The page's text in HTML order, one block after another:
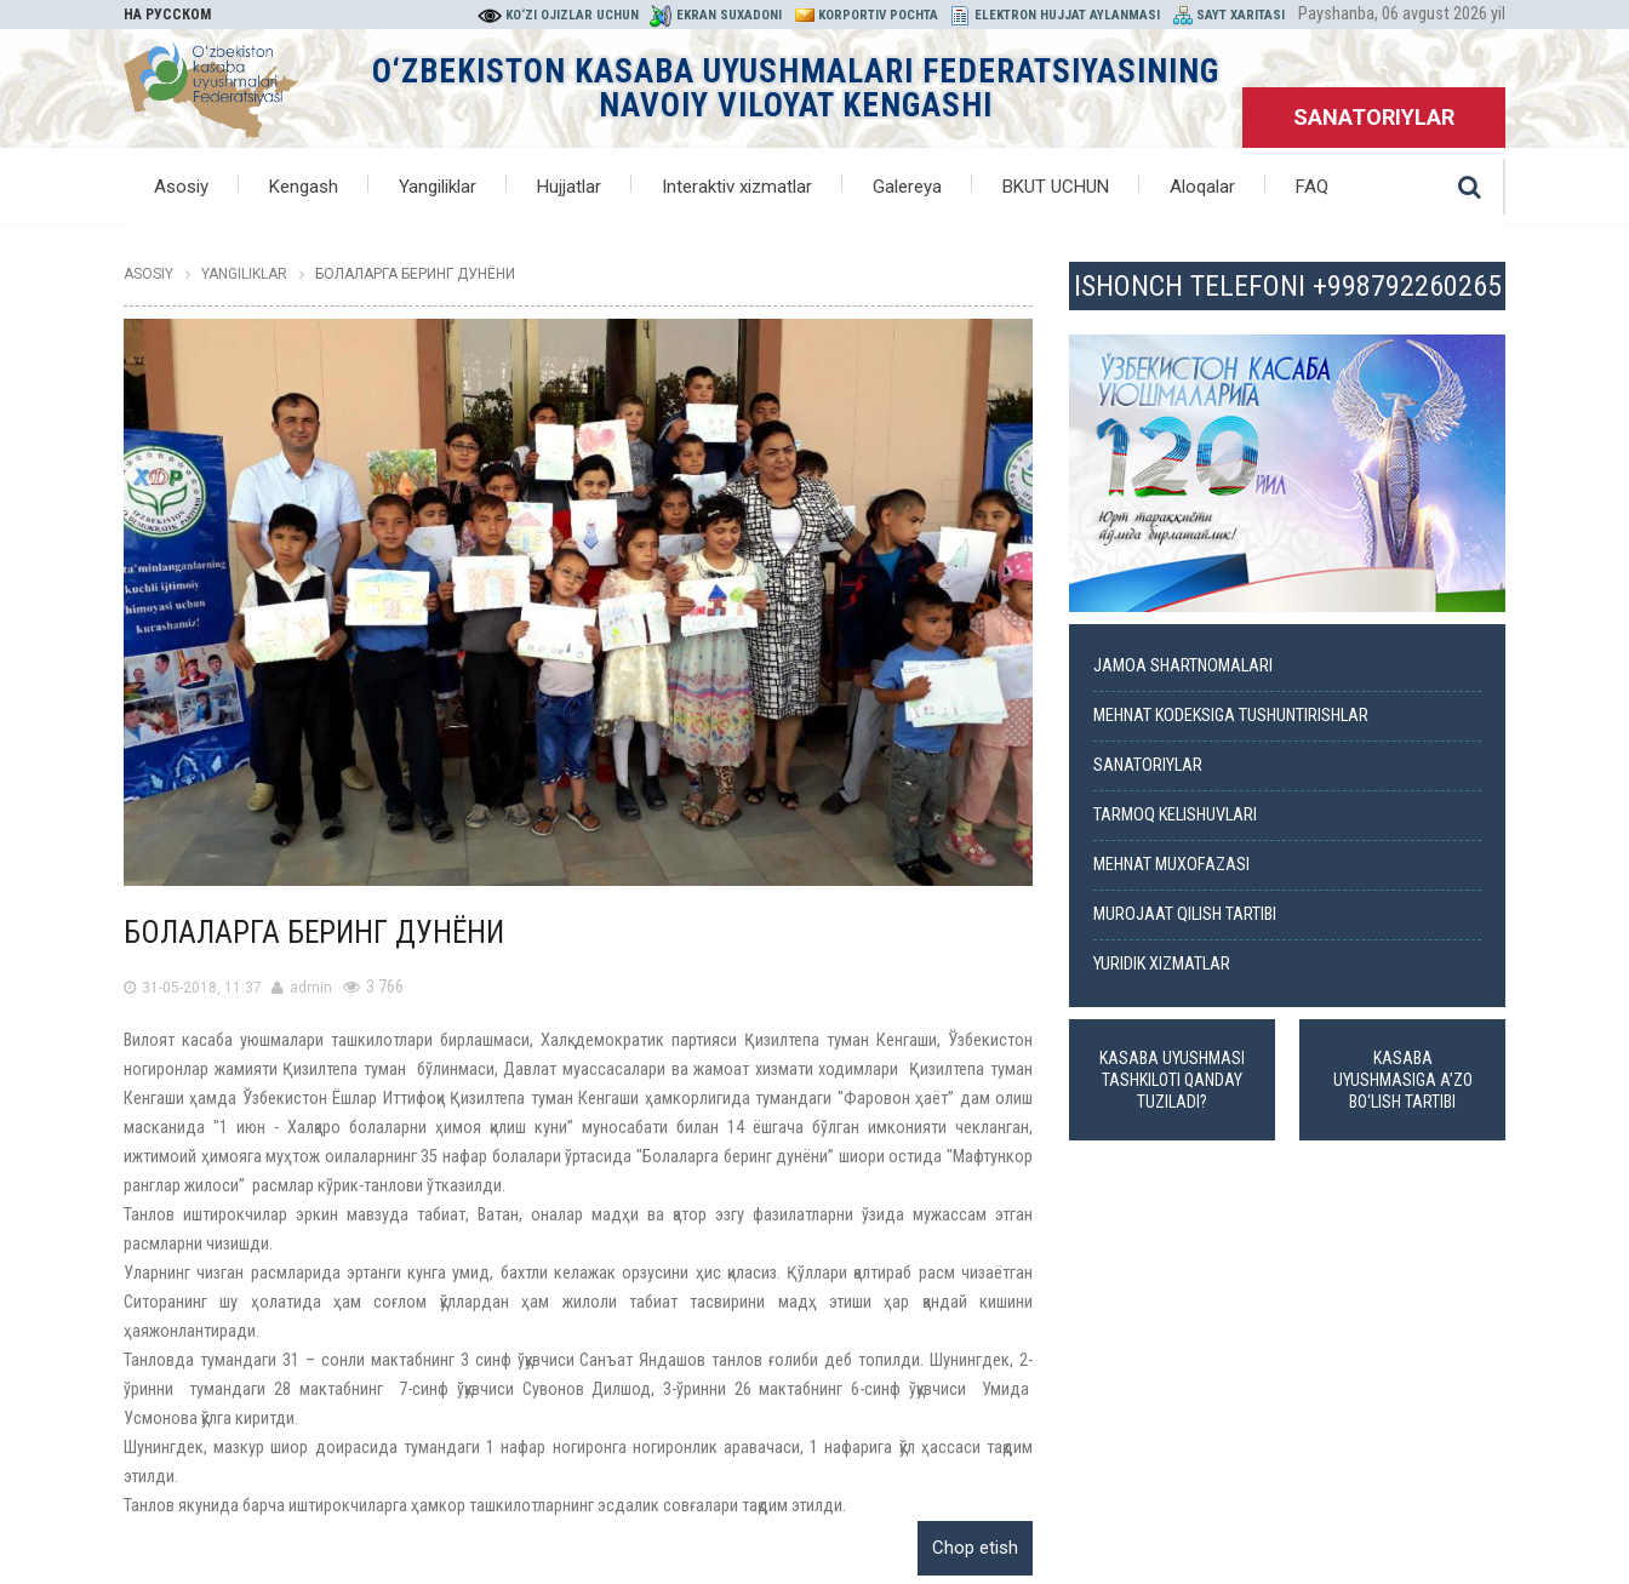
НА РУССКОМ KO‘ZI OJIZLAR UCHUN EKRAN SUXADONI KORPORTIV POCHTA ELEKTRON HUJJAT AYLANMASI SAYT XARITASI Payshanba, 06 avgust 2026 yil
O‘ZBEKISTON KASABA UYUSHMALARI FEDERATSIYASINING
NAVOIY VILOYAT KENGASHI
SANATORIYLAR
Asosiy Kengash Yangiliklar Hujjatlar Interaktiv xizmatlar Galereya BKUT UCHUN Aloqalar FAQ
ASOSIY YANGILIKLAR БОЛАЛАРГА БЕРИНГ ДУНЁНИ
БОЛАЛАРГА БЕРИНГ ДУНЁНИ
31-05-2018, 11:37 admin 3 766
Вилоят касаба уюшмалари ташкилотлари бирлашмаси, Халқ демократик партияси Қизилтепа туман Кенгаши, Ўзбекистон
ногиронлар жамияти Қизилтепа туман бўлинмаси, Давлат муассасалари ва жамоат хизмати ходимлари Қизилтепа туман
Кенгаши ҳамда Ўзбекистон Ёшлар Иттифоқи Қизилтепа туман Кенгаши ҳамкорлигида тумандаги "Фаровон ҳаёт” дам олиш
масканида "1 июн - Халқаро болаларни ҳимоя қилиш куни” муносабати билан 14 ёшгача бўлган имконияти чекланган,
ижтимоий ҳимояга муҳтож оилаларнинг 35 нафар болалари ўртасида "Болаларга беринг дунёни” шиори остида "Мафтункор
ранглар жилоси” расмлар кўрик-танлови ўтказилди.
Танлов иштирокчилар эркин мавзуда табиат, Ватан, оналар мадҳи ва қатор эзгу фазилатларни ўзида мужассам этган
расмларни чизишди.
Уларнинг чизган расмларида эртанги кунга умид, бахтли келажак орзусини ҳис қиласиз. Қўллари қалтираб расм чизаётган
Ситоранинг шу ҳолатида ҳам соғлом қўллардан ҳам жилоли табиат тасвирини мадҳ этиши ҳар қандай кишини
ҳаяжонлантиради.
Танловда тумандаги 31 – сонли мактабнинг 3 синф ўқувчиси Санъат Яндашов танлов ғолиби деб топилди. Шунингдек, 2-
ўринни тумандаги 28 мактабнинг 7-синф ўқувчиси Сувонов Дилшод, 3-ўринни 26 мактабнинг 6-синф ўқувчиси Умида
Усмонова қўлга киритди.
Шунингдек, мазкур шиор доирасида тумандаги 1 нафар ногиронга ногиронлик аравачаси, 1 нафарига қўл ҳассаси тақдим
этилди.
Танлов якунида барча иштирокчиларга ҳамкор ташкилотларнинг эсдалик совғалари тақдим этилди.
ISHONCH TELEFONI +998792260265
JAMOA SHARTNOMALARI
MEHNAT KODEKSIGA TUSHUNTIRISHLAR
SANATORIYLAR
TARMOQ KELISHUVLARI
MEHNAT MUXOFAZASI
MUROJAAT QILISH TARTIBI
YURIDIK XIZMATLAR
KASABA UYUSHMASI
TASHKILOTI QANDAY
TUZILADI?
KASABA
UYUSHMASIGA A’ZO
BO‘LISH TARTIBI